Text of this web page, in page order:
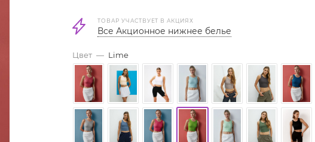
ТОВАР УЧАСТВУЕТ В АКЦИЯХ
Все Акционное нижнее белье
Цвет — Lime